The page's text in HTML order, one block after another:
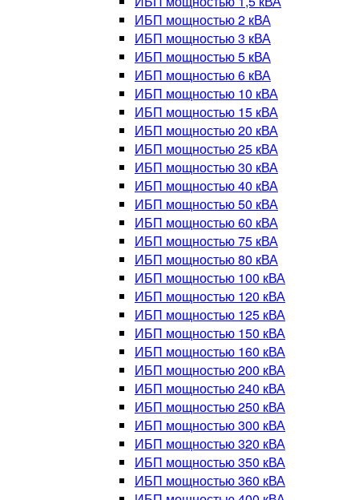
ИБП мощностью 2 кВА
ИБП мощностью 3 кВА
ИБП мощностью 5 кВА
ИБП мощностью 6 кВА
ИБП мощностью 10 кВА
ИБП мощностью 15 кВА
ИБП мощностью 20 кВА
ИБП мощностью 25 кВА
ИБП мощностью 30 кВА
ИБП мощностью 40 кВА
ИБП мощностью 50 кВА
ИБП мощностью 60 кВА
ИБП мощностью 75 кВА
ИБП мощностью 80 кВА
ИБП мощностью 100 кВА
ИБП мощностью 120 кВА
ИБП мощностью 125 кВА
ИБП мощностью 150 кВА
ИБП мощностью 160 кВА
ИБП мощностью 200 кВА
ИБП мощностью 240 кВА
ИБП мощностью 250 кВА
ИБП мощностью 300 кВА
ИБП мощностью 320 кВА
ИБП мощностью 350 кВА
ИБП мощностью 360 кВА